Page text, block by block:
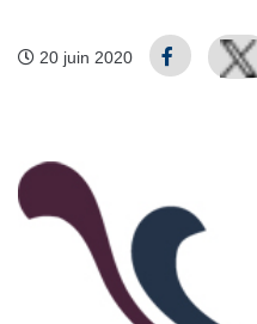
20 juin 2020